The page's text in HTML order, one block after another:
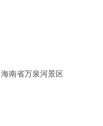
海南省万泉河景区